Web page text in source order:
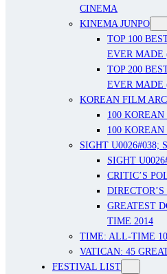
CINEMA
KINEMA JUNPO
TOP 100
EVER MADE
TOP 200
EVER MADE
KOREAN FILM
100
100
SIGHT U0026#038;
SIGHT
CRITIC’S
GREATEST
TIME 2014
TIME: ALL-TIME
VATICAN: 45
FESTIVAL LIST